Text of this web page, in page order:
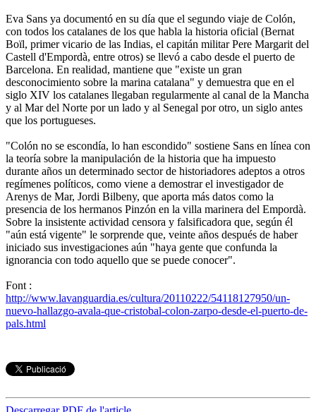
Eva Sans ya documentó en su día que el segundo viaje de Colón,
con todos los catalanes de los que habla la historia oficial (Bernat
Boïl, primer vicario de las Indias, el capitán militar Pere Margarit del
Castell d'Empordà, entre otros) se llevó a cabo desde el puerto de
Barcelona. En realidad, mantiene que "existe un gran
desconocimiento sobre la marina catalana" y demuestra que en el
siglo XIV los catalanes llegaban regularmente al canal de la Mancha
y al Mar del Norte por un lado y al Senegal por otro, un siglo antes
que los portugueses.
"Colón no se escondía, lo han escondido" sostiene Sans en línea con
la teoría sobre la manipulación de la historia que ha impuesto
durante años un determinado sector de historiadores adeptos a otros
regímenes políticos, como viene a demostrar el investigador de
Arenys de Mar, Jordi Bilbeny, que aporta más datos como la
presencia de los hermanos Pinzón en la villa marinera del Empordà.
Sobre la insistente actividad censora y falsificadora que, según él
"aún está vigente" le sorprende que, veinte años después de haber
iniciado sus investigaciones aún "haya gente que confunda la
ignorancia con todo aquello que se puede conocer".
Font :
http://www.lavanguardia.es/cultura/20110222/54118127950/un-
nuevo-hallazgo-avala-que-cristobal-colon-zarpo-desde-el-puerto-de-
pals.html